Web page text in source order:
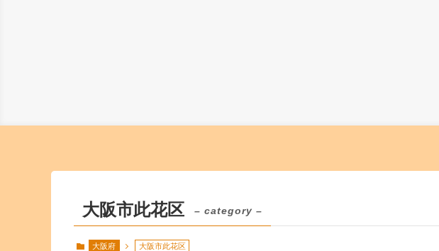
大阪市此花区 – category –
大阪府 大阪市此花区